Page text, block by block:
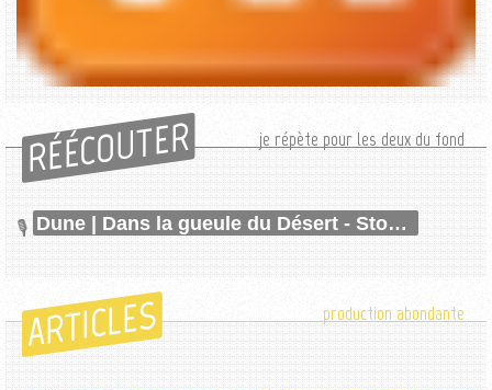
RÉÉCOUTER je répète pour les deux du fond
Dune | Dans la gueule du Désert - Stormblessed (6/6)
ARTICLES production abondante